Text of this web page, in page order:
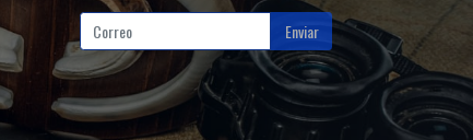
Enviar